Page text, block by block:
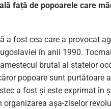
față de popoarele care
a fost cea care a provocat
în anii 1990.
brutal al statelor
popoare sunt purtătoare
a fost și este exprimat în
organizarea așa-ziselor